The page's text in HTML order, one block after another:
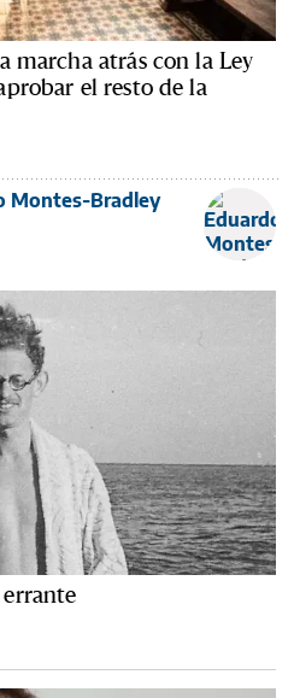
marcha atrás con la Ley
el resto de la
Montes-Bradley